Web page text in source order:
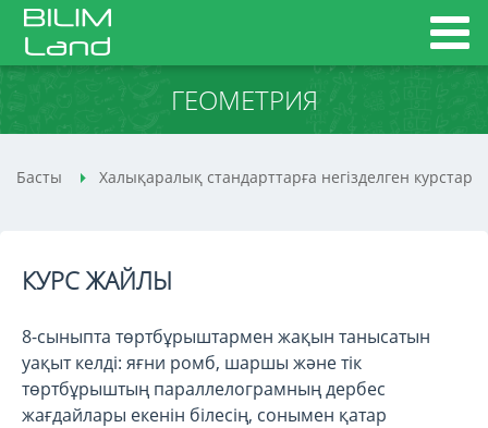
ГЕОМЕТРИЯ
Басты Халықаралық стандарттарға негізделген курстар
КУРС ЖАЙЛЫ
8-сыныпта төртбұрыштармен жақын танысатын
уақыт келді: яғни ромб, шаршы және тік
төртбұрыштың параллелограмның дербес
жағдайлары екенін білесің, сонымен қатар